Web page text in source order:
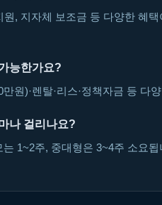
원, 지자체 보조금 등 다양한 혜
능한가요?
원)·렌탈·리스·정책자금 등 다
나 걸리나요?
1~2주, 중대형은 3~4주 소요